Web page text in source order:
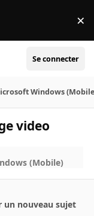
×
Se connecter
Windows
video
(Mobile)
un nouveau sujet